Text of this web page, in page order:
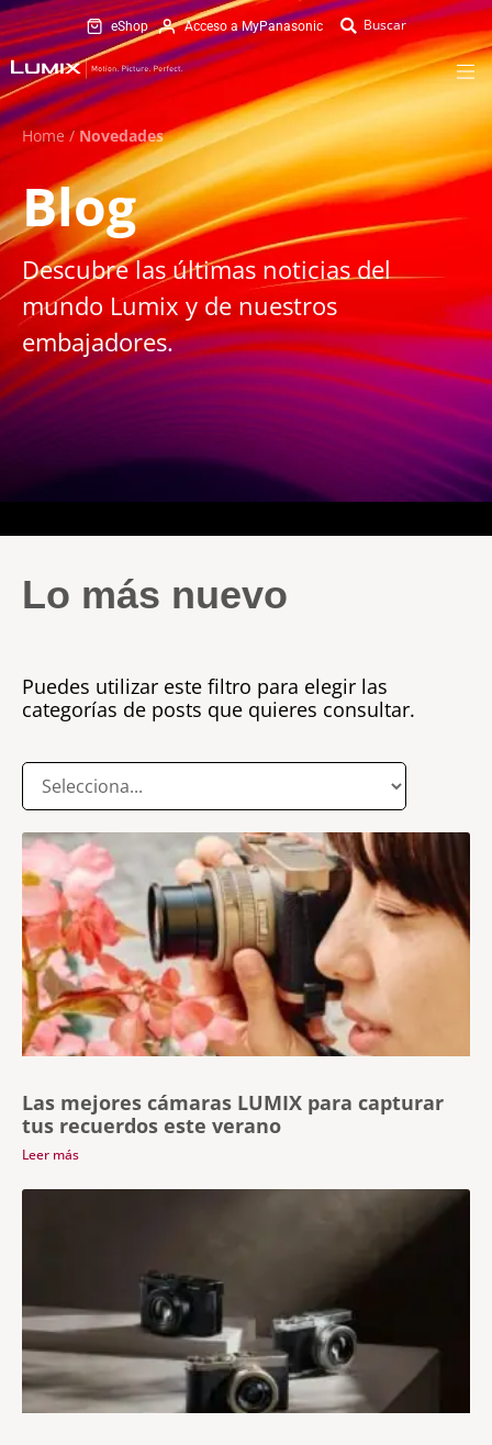
eShop Acceso a MyPanasonic
Home/Novedades
Blog
Descubre las últimas noticias del
mundo Lumix y de nuestros
embajadores.
Lo más nuevo
Puedes utilizar este filtro para elegir las
categorías de posts que quieres consultar.
Las mejores cámaras LUMIX para capturar
tus recuerdos este verano
Leer más